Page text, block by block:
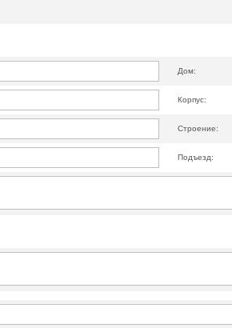
Дом:
Корпус:
Строение:
Подъезд: